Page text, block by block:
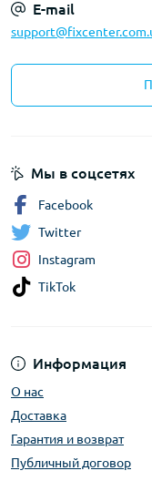
E-mail
Информация
О нас
Доставка
Гарантия и возврат
Публичный договор
Мы в соцсетях
Facebook
Twitter
Instagram
TikTok